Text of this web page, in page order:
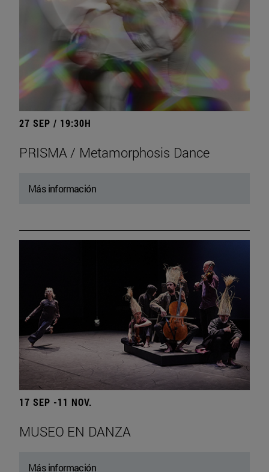
27 SEP / 19:30H
PRISMA / Metamorphosis Dance
Más información
17 SEP -11 NOV.
MUSEO EN DANZA
Más información